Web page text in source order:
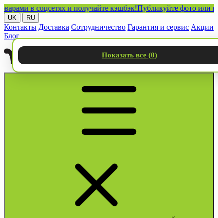
в соцсетях и получайте кэшбэк!Публикуйте фото или видео
UK RU
Контакты Доставка Сотрудничество Гарантия и сервис Акции
Блог
Показать все (0)